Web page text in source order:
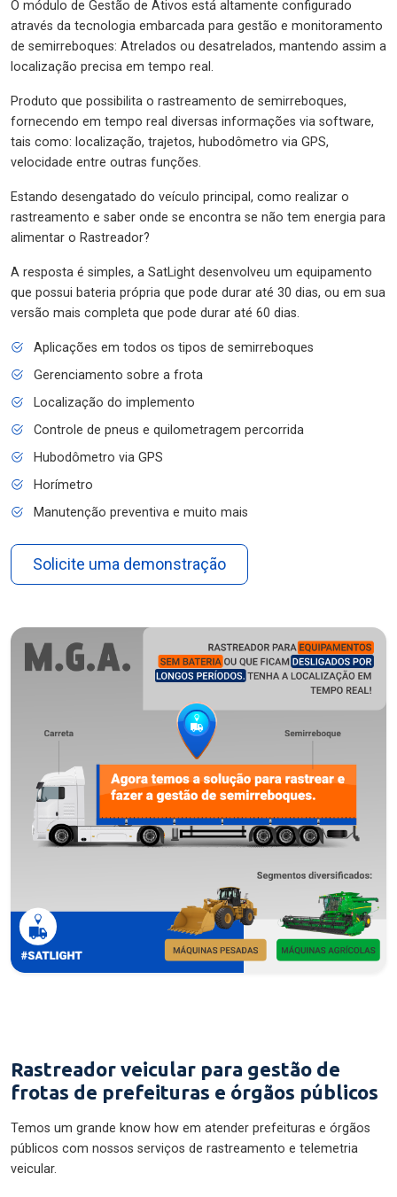
O módulo de Gestão de Ativos está altamente configurado
através da tecnologia embarcada para gestão e monitoramento
de semirreboques: Atrelados ou desatrelados, mantendo assim a
localização precisa em tempo real.
Produto que possibilita o rastreamento de semirreboques,
fornecendo em tempo real diversas informações via software,
tais como: localização, trajetos, hubodômetro via GPS,
velocidade entre outras funções.
Estando desengatado do veículo principal, como realizar o
rastreamento e saber onde se encontra se não tem energia para
alimentar o Rastreador?
A resposta é simples, a SatLight desenvolveu um equipamento
que possui bateria própria que pode durar até 30 dias, ou em sua
versão mais completa que pode durar até 60 dias.
Aplicações em todos os tipos de semirreboques
Gerenciamento sobre a frota
Localização do implemento
Controle de pneus e quilometragem percorrida
Hubodômetro via GPS
Horímetro
Manutenção preventiva e muito mais
Solicite uma demonstração
Rastreador veicular para gestão de
frotas de prefeituras e órgãos públicos
Temos um grande know how em atender prefeituras e órgãos
públicos com nossos serviços de rastreamento e telemetria
veicular.